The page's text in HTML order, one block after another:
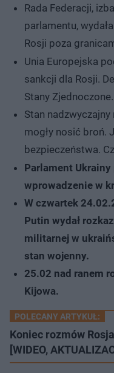
Rada Federacji,
parlamentu,
Rosji poza
Unia Europejska
sankcji dla Rosji.
Stany Zjednoczone.
Stan
mogły nosić broń.
bezpieczeństwa.
Parlament Ukrainy
wprowadzenie w
W czwartek
Putin wydał
militarnej w
stan wojenny.
25.02 nad ranem
Kijowa.
POLECANY ARTYKUŁ:
Koniec rozmów
[WIDEO,